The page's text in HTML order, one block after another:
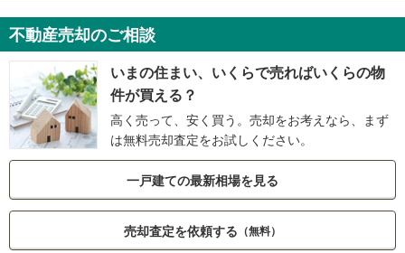
不動産売却のご相談
いまの住まい、いくらで売ればいくらの物
件が買える？
高く売って、安く買う。売却をお考えなら、まず
は無料売却査定をお試しください。
一戸建ての最新相場を見る
売却査定を依頼する （無料）